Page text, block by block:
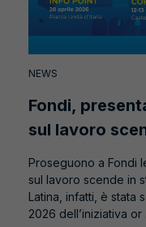
NEWS
Fondi,
sul lavoro
Proseguono a Fondi
sul lavoro scende in
Latina, infatti, è stata
2026 dell’iniziativa or